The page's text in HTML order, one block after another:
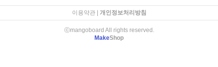
이용약관| 개인정보처리방침
ⓒmangoboard All rights reserved.
MakeShop